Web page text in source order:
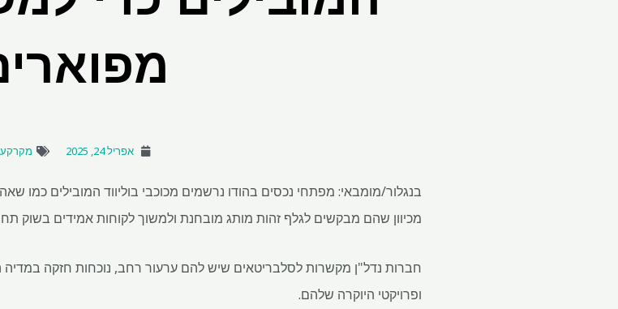
אפריל 24, 2025
בנגלור/מומבאי: מפתחי נכסים בהודו נרשמים מכוכבי בוליווד המובילים כמו
מכיוון שהם מבקשים לגלף זהות מותג מובחנת ולמשוך לקוחות אמידים בשוק
חברות נדל"ן מקשרות לסלבריטאים שיש להם ערעור רחב, נוכחות חזקה במדיה
ופרויקטי היוקרה שלהם.